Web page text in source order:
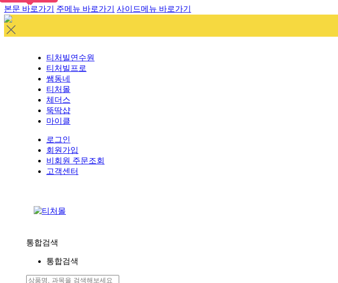
본문 바로가기 주메뉴 바로가기 사이드메뉴 바로가기
티처빌연수원
티처빌프로
쌤동네
티처몰
체더스
뚝딱샵
마이클
로그인
회원가입
비회원 주문조회
고객센터
통합검색
통합검색